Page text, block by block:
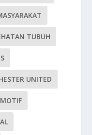
TUBUH
UNITED